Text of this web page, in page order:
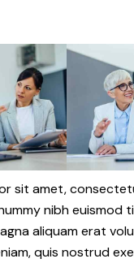
sit amet,
nibh euismod
aliquam erat
quis nostrud